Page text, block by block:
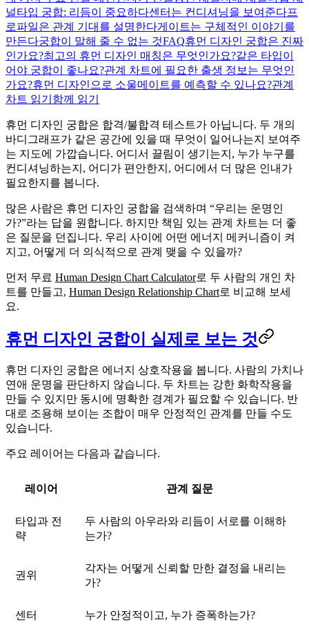
널타입 궁합: 리듬이 중요하다센터는 컨디셔닝을 보여준다프
로파일은 관계 기대를 설명한다게이트는 구체적인 이야기를
만든다궁합이 말해 줄 수 없는 것FAQ휴먼 디자인 궁합은 진짜
인가요?최고의 휴먼 디자인 매칭은 무엇인가요?같은 타입이
어야 궁합이 좋나요?관계 차트에 필요한 출생 정보는 무엇인
가요?휴먼 디자인으로 소울메이트를 예측할 수 있나요?관계
차트 읽기 함께 읽기
휴먼 디자인 궁합은 합격/불합격 테스트가 아닙니다. 두 개의
바디그래프가 같은 공간에 있을 때 무엇이 일어나는지 보여주
는 지도에 가깝습니다. 어디서 끌림이 생기는지, 누가 누구를
컨디셔닝하는지, 어디가 편안한지, 어디에서 더 많은 인내가
필요한지를 봅니다.
많은 사람은 휴먼 디자인 궁합을 검색하며 “우리는 운명인
가?”라는 답을 원합니다. 하지만 책임 있는 관계 차트는 더 좋
은 질문을 던집니다. 우리 사이에 어떤 에너지 메커니즘이 켜
지고, 어떻게 더 의식적으로 관계 맺을 수 있을까?
먼저 무료 Human Design Chart Calculator로 두 사람의 개인 차
트를 만들고, Human Design Relationship Chart로 비교해 보세
요.
휴먼 디자인 궁합이 실제로 보는 것
휴먼 디자인 궁합은 에너지 상호작용을 봅니다. 사람의 가치나
연애 운명을 판단하지 않습니다. 두 차트는 강한 화학작용을
만들 수 있지만 동시에 명확한 경계가 필요할 수 있습니다. 반
대로 조용해 보이는 조합이 매우 안정적인 관계를 만들 수도
있습니다.
주요 레이어는 다음과 같습니다.
레이어 관계 질문
타입과 전
략
두 사람의 아우라와 리듬이 서로를 이해하
는가?
권위
각자는 어떻게 신뢰할 만한 결정을 내리는
가?
센터 누가 안정적이고, 누가 증폭하는가?